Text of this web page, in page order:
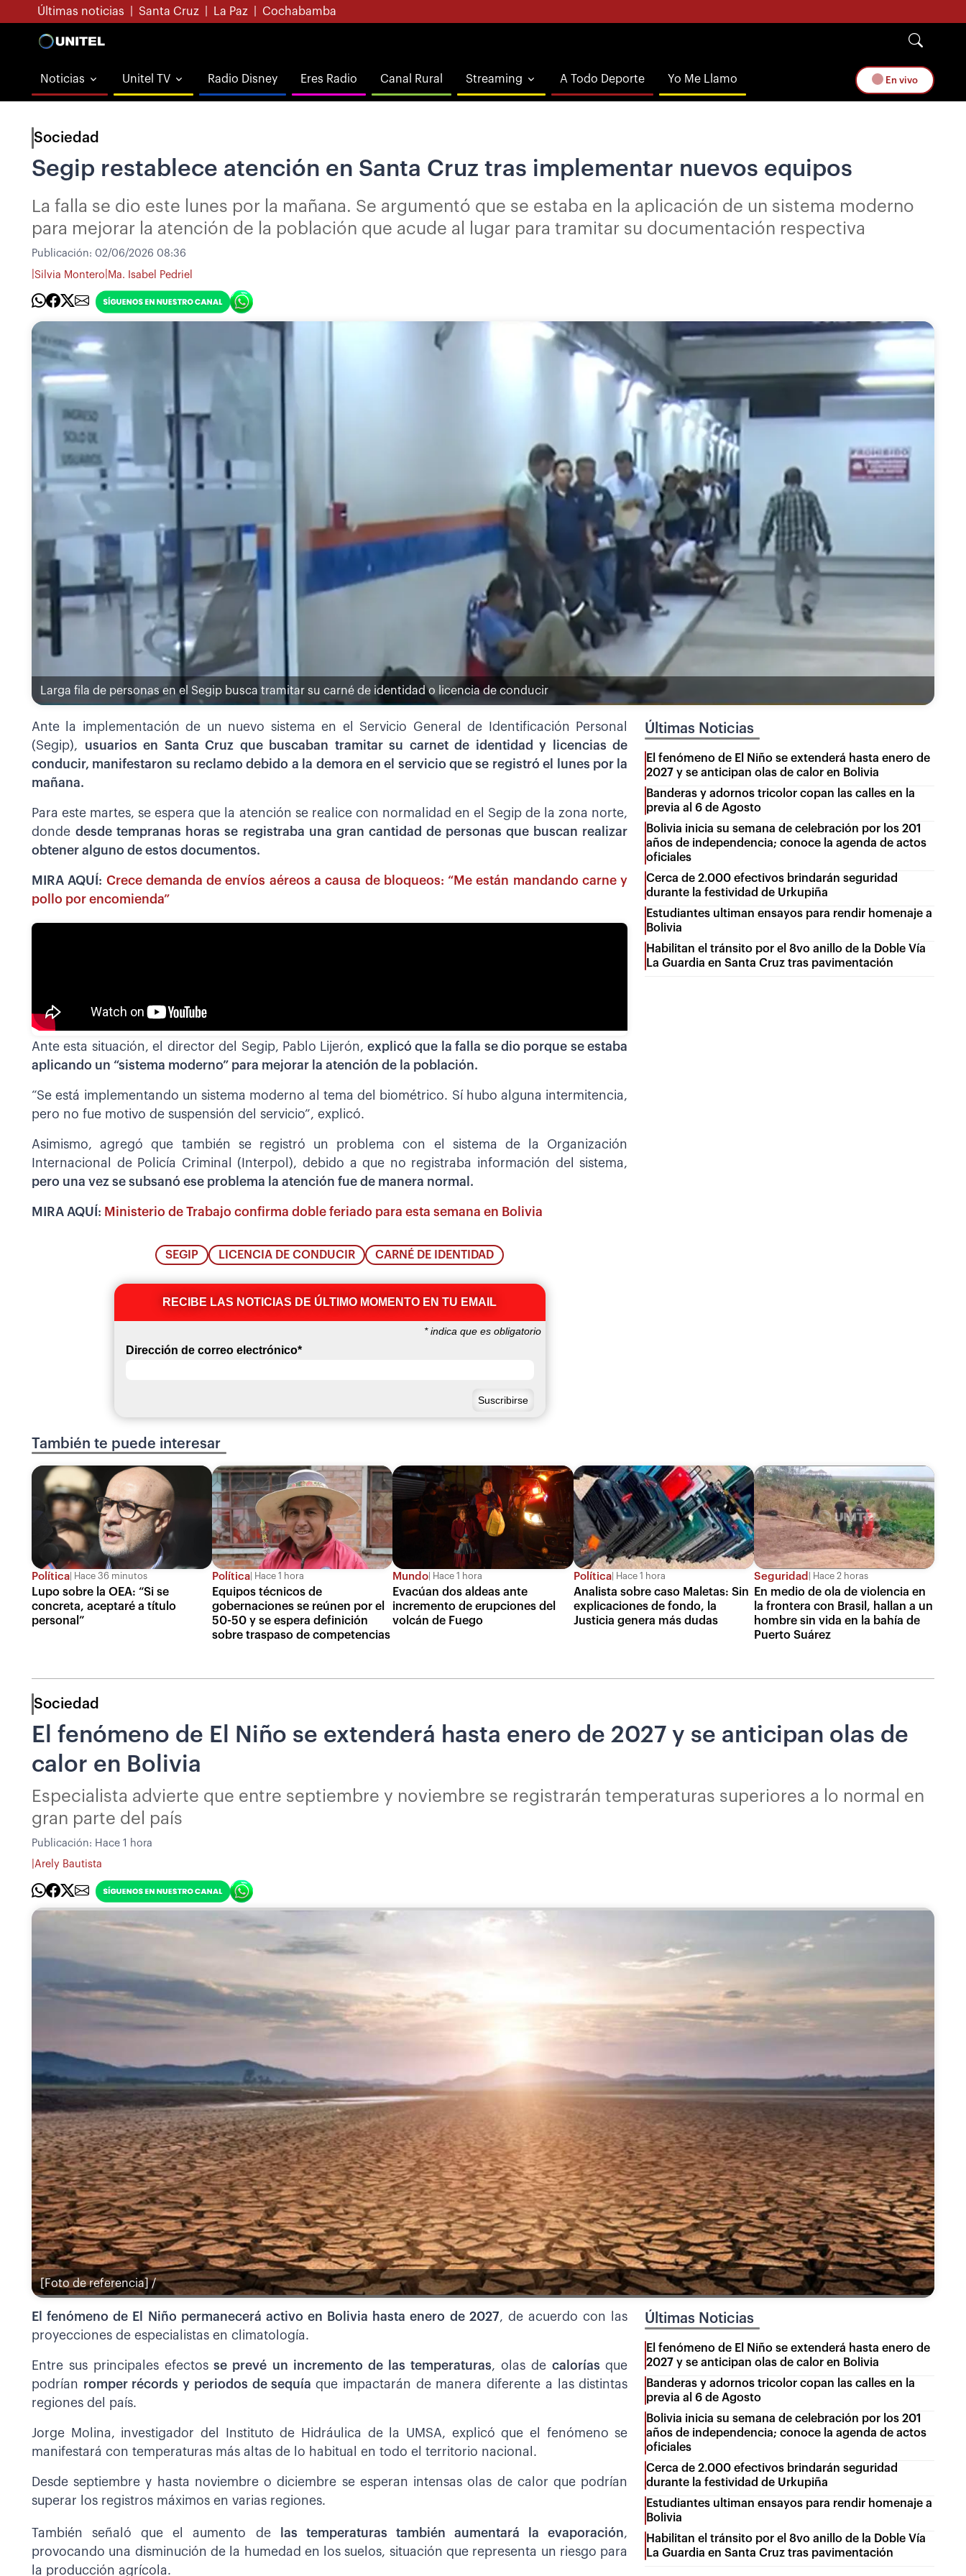
Últimas noticias Santa Cruz La Paz Cochabamba
Noticias Unitel TV Radio Disney Eres Radio Canal Rural Streaming A Todo Deporte Yo Me Llamo En vivo
Sociedad
Segip restablece atención en Santa Cruz tras implementar nuevos equipos
La falla se dio este lunes por la mañana. Se argumentó que se estaba en la aplicación de un sistema moderno
para mejorar la atención de la población que acude al lugar para tramitar su documentación respectiva
Publicación: 02/06/2026 08:36
Silvia Montero Ma. Isabel Pedriel
Larga fila de personas en el Segip busca tramitar su carné de identidad o licencia de conducir
Ante la implementación de un nuevo sistema en el Servicio General de Identificación Personal
(Segip), usuarios en Santa Cruz que buscaban tramitar su carnet de identidad y licencias de
conducir, manifestaron su reclamo debido a la demora en el servicio que se registró el lunes por la
mañana.
Para este martes, se espera que la atención se realice con normalidad en el Segip de la zona norte,
dondedesde tempranas horas se registraba una gran cantidad de personas que buscan realizar
obtener alguno de estos documentos.
MIRA AQUÍ: Crece demanda de envíos aéreos a causa de bloqueos: “Me están mandando carne y
pollo por encomienda”
Ante esta situación, el director del Segip, Pablo Lijerón, explicó que la falla se dio porque se estaba
aplicando un “sistema moderno” para mejorar la atención de la población.
“Se está implementando un sistema moderno al tema del biométrico. Sí hubo alguna intermitencia,
pero no fue motivo de suspensión del servicio”, explicó.
Asimismo, agregó que también se registró un problema con el sistema de la Organización
Internacional de Policía Criminal (Interpol), debido a que no registraba información del sistema,
pero una vez se subsanó ese problema la atención fue de manera normal.
MIRA AQUÍ: Ministerio de Trabajo confirma doble feriado para esta semana en Bolivia
SEGIP LICENCIA DE CONDUCIR CARNÉ DE IDENTIDAD
RECIBE LAS NOTICIAS DE ÚLTIMO MOMENTO EN TU EMAIL
*indica que es obligatorio
Dirección de correo electrónico*
Últimas Noticias
El fenómeno de El Niño se extenderá hasta enero de
2027 y se anticipan olas de calor en Bolivia
Banderas y adornos tricolor copan las calles en la
previa al 6 de Agosto
Bolivia inicia su semana de celebración por los 201
años de independencia; conoce la agenda de actos
oficiales
Cerca de 2.000 efectivos brindarán seguridad
durante la festividad de Urkupiña
Estudiantes ultiman ensayos para rendir homenaje a
Bolivia
Habilitan el tránsito por el 8vo anillo de la Doble Vía
La Guardia en Santa Cruz tras pavimentación
También te puede interesar
Política Hace 36 minutos
Lupo sobre la OEA: “Si se
concreta, aceptaré a título
personal”
Política Hace 1 hora
Equipos técnicos de
gobernaciones se reúnen por el
50-50 y se espera definición
sobre traspaso de competencias
Mundo Hace 1 hora
Evacúan dos aldeas ante
incremento de erupciones del
volcán de Fuego
Política Hace 1 hora
Analista sobre caso Maletas: Sin
explicaciones de fondo, la
Justicia genera más dudas
Seguridad Hace 2 horas
En medio de ola de violencia en
la frontera con Brasil, hallan a un
hombre sin vida en la bahía de
Puerto Suárez
Sociedad
El fenómeno de El Niño se extenderá hasta enero de 2027 y se anticipan olas de
calor en Bolivia
Especialista advierte que entre septiembre y noviembre se registrarán temperaturas superiores a lo normal en
gran parte del país
Publicación: Hace 1 hora
Arely Bautista
[Foto de referencia] /
El fenómeno de El Niño permanecerá activo en Bolivia hasta enero de 2027, de acuerdo con las
proyecciones de especialistas en climatología.
Entre sus principales efectos se prevé un incremento de las temperaturas, olas decaloríasque
podrían romper récords y periodos de sequíaque impactarán de manera diferente a las distintas
regiones del país.
Jorge Molina, investigador del Instituto de Hidráulica de la UMSA, explicó que el fenómeno se
manifestará con temperaturas más altas de lo habitual en todo el territorio nacional.
Desde septiembre y hasta noviembre o diciembre se esperan intensas olas de calor que podrían
superar los registros máximos en varias regiones.
También señaló que el aumento de las temperaturas también aumentará la evaporación,
provocando una disminución de la humedad en los suelos, situación que representa un riesgo para
la producción agrícola.
Últimas Noticias
El fenómeno de El Niño se extenderá hasta enero de
2027 y se anticipan olas de calor en Bolivia
Banderas y adornos tricolor copan las calles en la
previa al 6 de Agosto
Bolivia inicia su semana de celebración por los 201
años de independencia; conoce la agenda de actos
oficiales
Cerca de 2.000 efectivos brindarán seguridad
durante la festividad de Urkupiña
Estudiantes ultiman ensayos para rendir homenaje a
Bolivia
Habilitan el tránsito por el 8vo anillo de la Doble Vía
La Guardia en Santa Cruz tras pavimentación